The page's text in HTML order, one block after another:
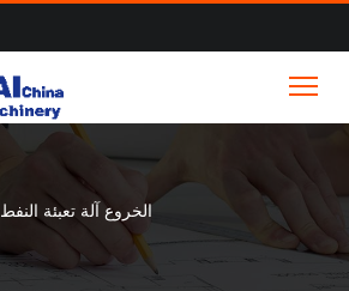
الخروع آلة تعبئة النفط